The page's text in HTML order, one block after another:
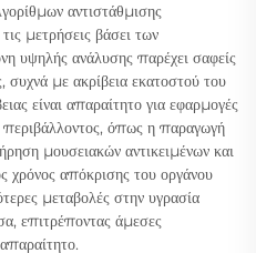
αντιστάθμισης
μετρήσεις βάσει των
υψηλής ανάλυσης παρέχει σαφείς
συχνά με ακρίβεια εκατοστού του
είναι απαραίτητο για εφαρμογές
όπως η παραγωγή
μουσειακών αντικειμένων και
χρόνος απόκρισης του οργάνου
μεταβολές στην υγρασία
επιτρέποντας άμεσες